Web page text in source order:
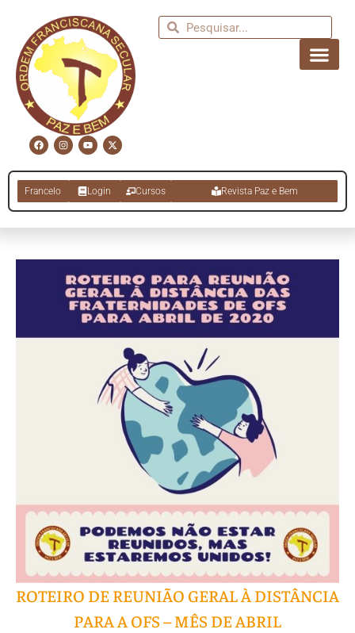
Francelo Login Cursos Revista Paz e Bem
ROTEIRO DE REUNIÃO GERAL À DISTÂNCIA
PARA A OFS – MÊS DE ABRIL